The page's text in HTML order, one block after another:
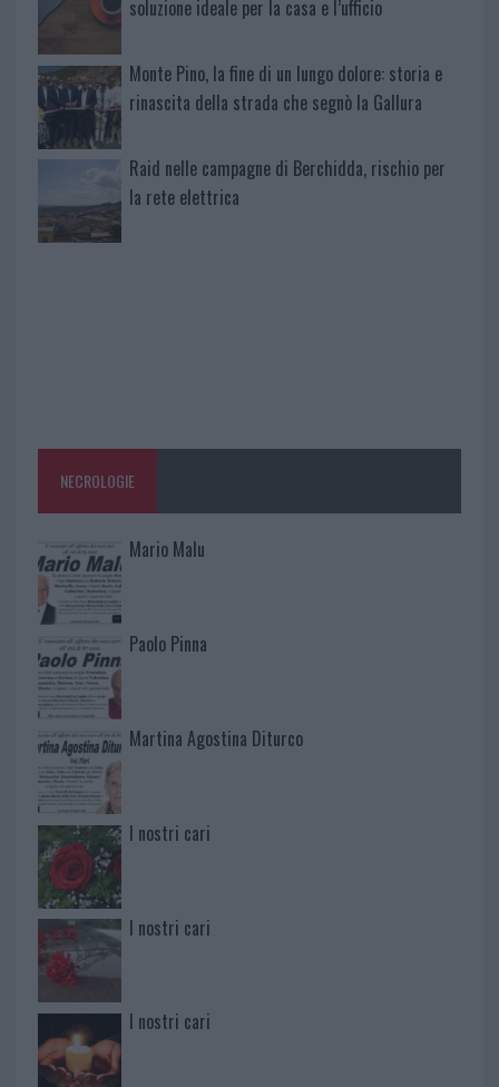
soluzione ideale per la casa e l’ufficio
Monte Pino, la fine di un lungo dolore: storia e
rinascita della strada che segnò la Gallura
Raid nelle campagne di Berchidda, rischio per
la rete elettrica
NECROLOGIE
Mario Malu
Paolo Pinna
Martina Agostina Diturco
I nostri cari
I nostri cari
I nostri cari